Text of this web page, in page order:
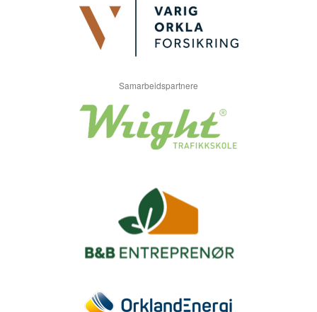
Samarbeidspartnere